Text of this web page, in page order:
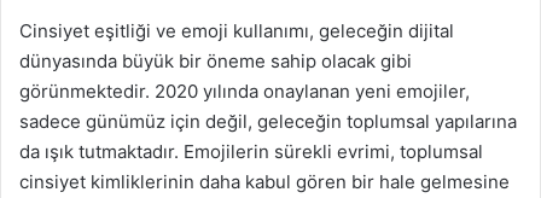
Cinsiyet eşitliği ve emoji kullanımı, geleceğin dijital
dünyasında büyük bir öneme sahip olacak gibi
görünmektedir. 2020 yılında onaylanan yeni emojiler,
sadece günümüz için değil, geleceğin toplumsal yapılarına
da ışık tutmaktadır. Emojilerin sürekli evrimi, toplumsal
cinsiyet kimliklerinin daha kabul gören bir hale gelmesine